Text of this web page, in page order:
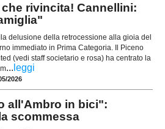
che rivincita! Cannellini:
delusione della retrocessione alla gioia del
immediato in Prima Categoria. Il Piceno
(vedi staff societario e rosa) ha centrato la
... leggi
2026
all'Ambro in bici":
scommessa